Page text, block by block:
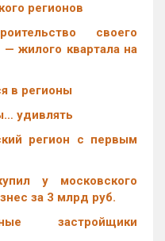
регионов
своего
жилого квартала на
в регионы
удивлять
регион с первым
у московского
за 3 млрд руб.
застройщики